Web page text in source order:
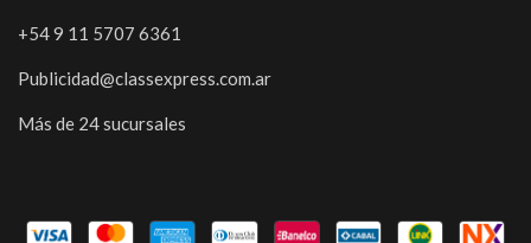
+54 9 11 5707 6361
Publicidad@classexpress.com.ar
Más de 24 sucursales